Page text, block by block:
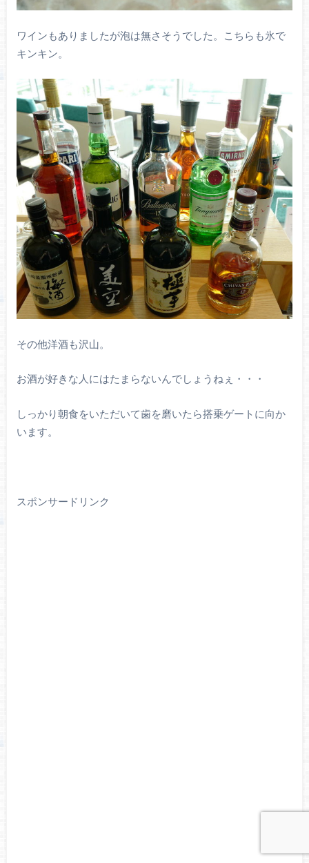
ワインもありましたが泡は無さそうでした。こちらも氷で
キンキン。
その他洋酒も沢山。
お酒が好きな人にはたまらないんでしょうねぇ・・・
しっかり朝食をいただいて歯を磨いたら搭乗ゲートに向か
います。
スポンサードリンク